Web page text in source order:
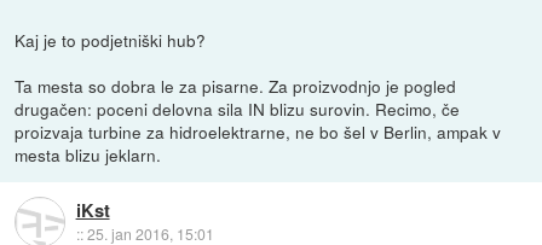
Kaj je to podjetniški hub?
Ta mesta so dobra le za pisarne. Za proizvodnjo je pogled
drugačen: poceni delovna sila IN blizu surovin. Recimo, če
proizvaja turbine za hidroelektrarne, ne bo šel v Berlin, ampak v
mesta blizu jeklarn.
iKst
::25. jan 2016, 15:01